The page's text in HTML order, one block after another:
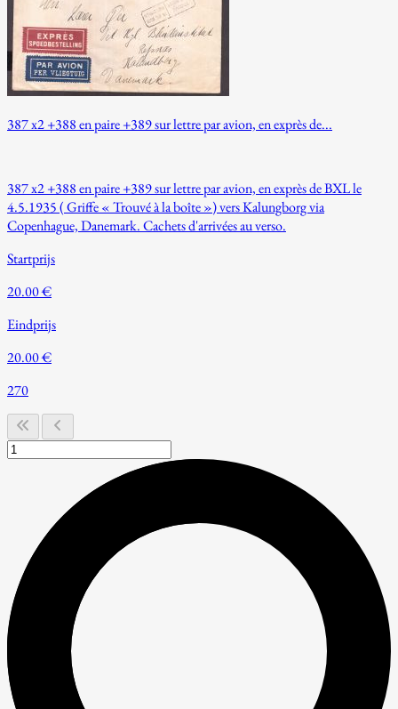
387 x2 +388 en paire +389 sur lettre par avion, en exprès de...
387 x2 +388 en paire +389 sur lettre par avion, en exprès de BXL le
4.5.1935 ( Griffe « Trouvé à la boîte ») vers Kalungborg via
Copenhague, Danemark. Cachets d'arrivées au verso.
Startprijs
20.00 €
Eindprijs
20.00 €
270